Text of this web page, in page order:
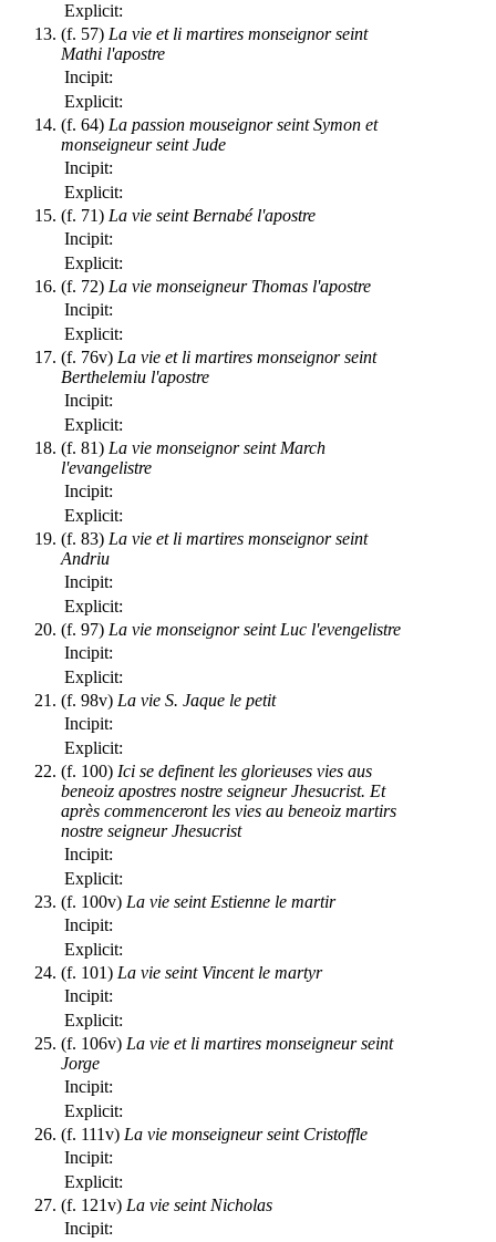
Explicit:
(f. 57) La vie et li martires monseignor seint
Mathi l'apostre
Incipit:
Explicit:
(f. 64) La passion mouseignor seint Symon et
monseigneur seint Jude
Incipit:
Explicit:
(f. 71) La vie seint Bernabé l'apostre
Incipit:
Explicit:
(f. 72) La vie monseigneur Thomas l'apostre
Incipit:
Explicit:
(f. 76v) La vie et li martires monseignor seint
Berthelemiu l'apostre
Incipit:
Explicit:
(f. 81) La vie monseignor seint March
l'evangelistre
Incipit:
Explicit:
(f. 83) La vie et li martires monseignor seint
Andriu
Incipit:
Explicit:
(f. 97) La vie monseignor seint Luc l'evengelistre
Incipit:
Explicit:
(f. 98v) La vie S. Jaque le petit
Incipit:
Explicit:
(f. 100) Ici se definent les glorieuses vies aus
beneoiz apostres nostre seigneur Jhesucrist. Et
après commenceront les vies au beneoiz martirs
nostre seigneur Jhesucrist
Incipit:
Explicit:
(f. 100v) La vie seint Estienne le martir
Incipit:
Explicit:
(f. 101) La vie seint Vincent le martyr
Incipit:
Explicit:
(f. 106v) La vie et li martires monseigneur seint
Jorge
Incipit:
Explicit:
(f. 111v) La vie monseigneur seint Cristoffle
Incipit:
Explicit:
(f. 121v) La vie seint Nicholas
Incipit: